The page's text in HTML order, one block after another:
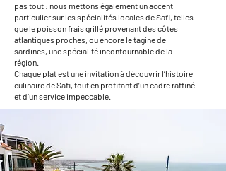
pas tout : nous mettons également un accent
particulier sur les spécialités locales de Safi, telles
que le poisson frais grillé provenant des côtes
atlantiques proches, ou encore le tagine de
sardines, une spécialité incontournable de la
région.
Chaque plat est une invitation à découvrir l’histoire
culinaire de Safi, tout en profitant d’un cadre raffiné
et d’un service impeccable.